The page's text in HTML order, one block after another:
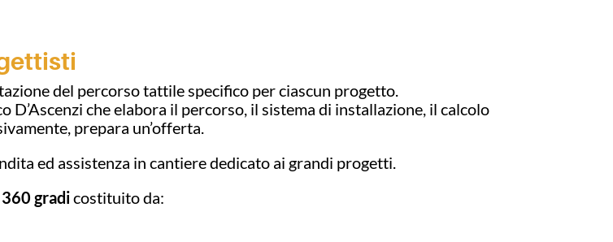
del percorso tattile specifico per ciascun progetto.
che elabora il percorso, il sistema di installazione, il calcolo
prepara un’offerta.
ed assistenza in cantiere dedicato ai grandi progetti.
gradicostituito da: